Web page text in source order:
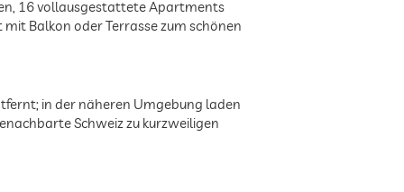
16 vollausgestattete Apartments
Balkon oder Terrasse zum schönen
in der näheren Umgebung laden
Schweiz zu kurzweiligen